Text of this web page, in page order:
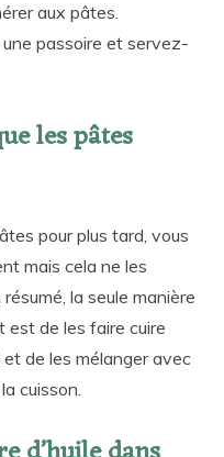
aux pâtes.
passoire et servez-
les pâtes
pour plus tard, vous
mais cela ne les
la seule manière
est de les faire cuire
et de les mélanger avec
cuisson.